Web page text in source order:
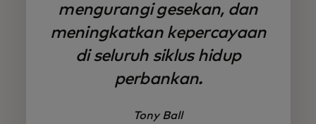
mengurangi gesekan, dan
meningkatkan kepercayaan
di seluruh siklus hidup
perbankan.
Tony Ball